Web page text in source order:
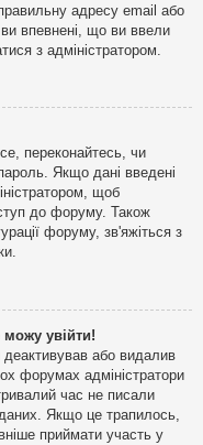
адресу email або
впевнені, що ви ввели
з адміністратором.
переконайтесь, чи
Якщо дані введені
щоб
до форуму. Також
форуму, зв'яжіться з
увійти!
деактивував або видалив
форумах адміністратори
час не писали
Якщо це трапилось,
приймати участь у